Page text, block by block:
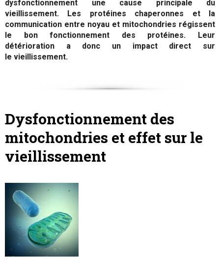
dysfonctionnement une cause principale du
vieillissement. Les protéines chaperonnes et la
communication entre noyau et mitochondries régissent
le bon fonctionnement des protéines. Leur
détérioration a donc un impact direct sur
le vieillissement.
Dysfonctionnement des
mitochondries et effet sur le
vieillissement